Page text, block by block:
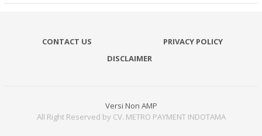
CONTACT US
PRIVACY POLICY
DISCLAIMER
Versi Non AMP
All Right Reserved by CV. METRO PAYMENT INDOTAMA